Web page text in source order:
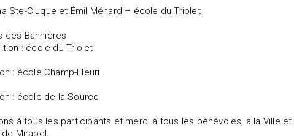
Ste-Cluque et Émil Ménard – école du Triolet
des Bannières
: école du Triolet
: école Champ-Fleuri
: école de la Source
à tous les participants et merci à tous les bénévoles, à la Ville
Mirabel.